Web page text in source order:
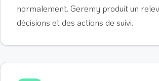
normalement. Geremy produit un
décisions et des actions de suivi.